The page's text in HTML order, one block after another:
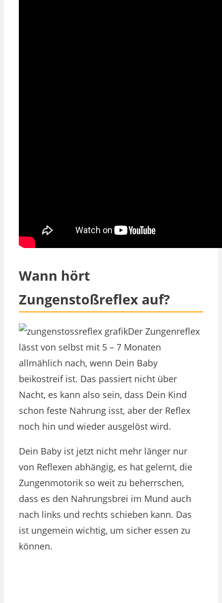
Wann hört
Zungenstoßreflex auf?
Der Zungenreflex
lässt von selbst mit 5 – 7 Monaten
allmählich nach, wenn Dein Baby
beikostreif ist. Das passiert nicht über
Nacht, es kann also sein, dass Dein Kind
schon feste Nahrung isst, aber der Reflex
noch hin und wieder ausgelöst wird.
Dein Baby ist jetzt nicht mehr länger nur
von Reflexen abhängig, es hat gelernt, die
Zungenmotorik so weit zu beherrschen,
dass es den Nahrungsbrei im Mund auch
nach links und rechts schieben kann. Das
ist ungemein wichtig, um sicher essen zu
können.